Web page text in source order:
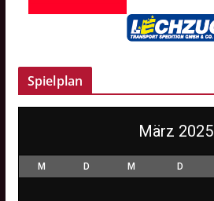
Spielplan
März 2025
M D M D